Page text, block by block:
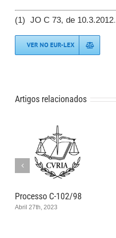
(1) JO C 73, de 10.3.2012.
VER NO EUR-LEX
Artigos relacionados
Processo C-102/98
Abril 27th, 2023